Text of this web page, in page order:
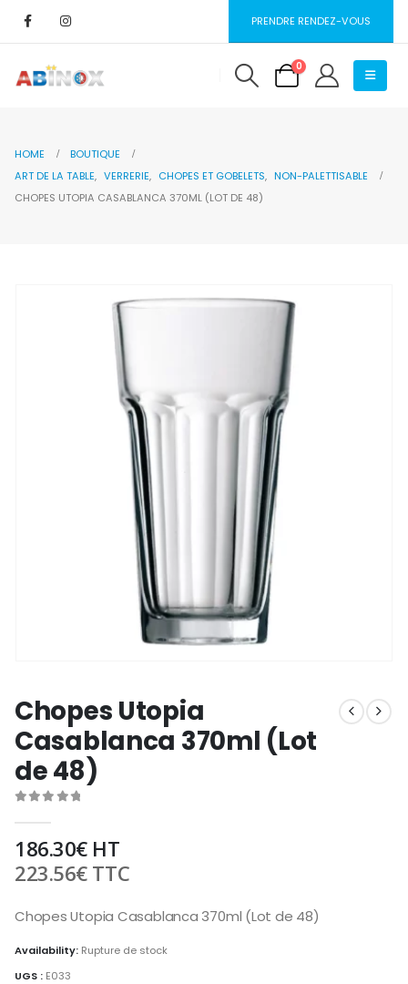
PRENDRE RENDEZ-VOUS
0
HOME
BOUTIQUE
ART DE LA TABLE, VERRERIE, CHOPES ET GOBELETS, NON-PALETTISABLE
CHOPES UTOPIA CASABLANCA 370ML (LOT DE 48)
Chopes Utopia
Casablanca 370ml (Lot
de 48)
186.30€HT
223.56€TTC
Chopes Utopia Casablanca 370ml (Lot de 48)
Availability: Rupture de stock
UGS : E033